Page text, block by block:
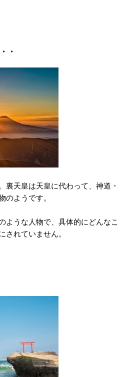
・
。裏天皇は天皇に代わって、神道・
のようです。
ような人物で、具体的にどんなこ
されていません。